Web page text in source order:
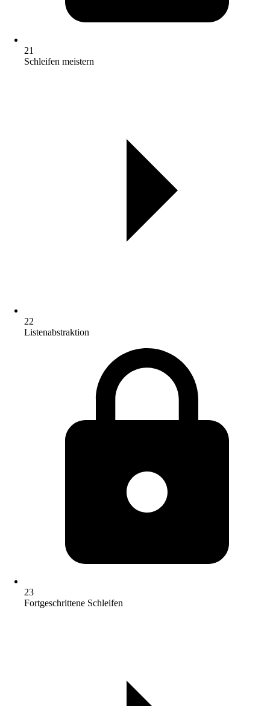
21
Schleifen meistern
22
Listenabstraktion
23
Fortgeschrittene Schleifen